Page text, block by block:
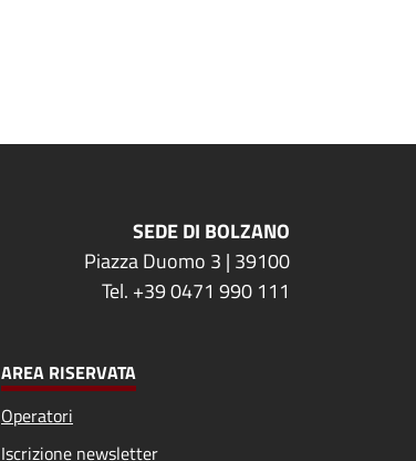
SEDE DI BOLZANO
Piazza Duomo 3 | 39100
Tel. +39 0471 990 111
AREA RISERVATA
Operatori
Iscrizione newsletter